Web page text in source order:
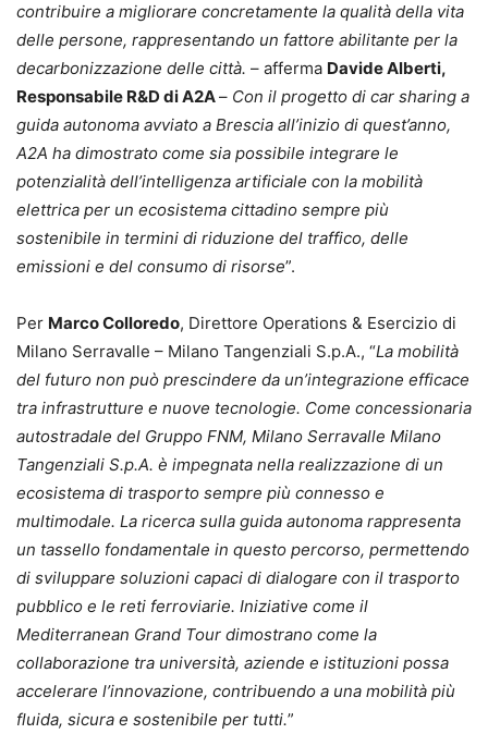
contribuire a migliorare concretamente la qualità della vita
delle persone, rappresentando un fattore abilitante per la
decarbonizzazione delle città. – afferma Davide Alberti,
Responsabile R&D di A2A– Con il progetto di car sharing a
guida autonoma avviato a Brescia all’inizio di quest’anno,
A2A ha dimostrato come sia possibile integrare le
potenzialità dell’intelligenza artificiale con la mobilità
elettrica per un ecosistema cittadino sempre più
sostenibile in termini di riduzione del traffico, delle
emissioni e del consumo di risorse”.
Per Marco Colloredo, Direttore Operations & Esercizio di
Milano Serravalle – Milano Tangenziali S.p.A., “La mobilità
del futuro non può prescindere da un’integrazione efficace
tra infrastrutture e nuove tecnologie. Come concessionaria
autostradale del Gruppo FNM, Milano Serravalle Milano
Tangenziali S.p.A. è impegnata nella realizzazione di un
ecosistema di trasporto sempre più connesso e
multimodale. La ricerca sulla guida autonoma rappresenta
un tassello fondamentale in questo percorso, permettendo
di sviluppare soluzioni capaci di dialogare con il trasporto
pubblico e le reti ferroviarie. Iniziative come il
Mediterranean Grand Tour dimostrano come la
collaborazione tra università, aziende e istituzioni possa
accelerare l’innovazione, contribuendo a una mobilità più
fluida, sicura e sostenibile per tutti.”